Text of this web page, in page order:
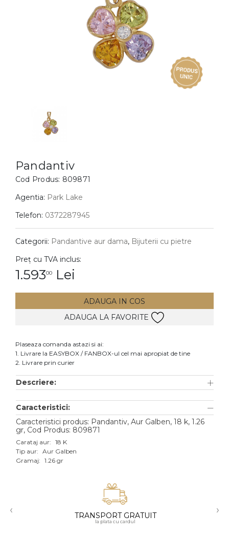
BIJUTERII COPII
Cercei
Bratari
Coliere
Lanturi
Pandantive
Inele
Cercei
Bratari
Lanturi
Pandantive
Accesorii
Aur galben
Aur alb
Aur roz
Pandantiv
Cod Produs: 809871
Agentia: Park Lake
Telefon: 0372287945
Categorii: Pandantive aur dama, Bijuterii cu pietre
Preț cu TVA inclus:
1.59300 Lei
ADAUGA IN COS
ADAUGA LA FAVORITE
Plaseaza comanda astazi si ai:
1. Livrare la EASYBOX / FANBOX-ul cel mai apropiat de tine
2. Livrare prin curier
Descriere:
Caracteristici:
Caracteristici produs: Pandantiv, Aur Galben, 18 k, 1.26
gr, Cod Produs: 809871
Carataj aur: 18 K
Tip aur: Aur Galben
Gramaj: 1.26 gr
‹ TRANSPORT GRATUIT
la plata cu cardul
›